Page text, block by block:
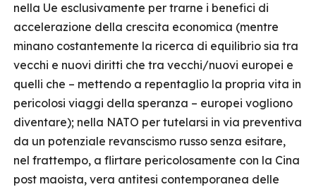
nella Ue esclusivamente per trarne i benefici di
accelerazione della crescita economica (mentre
minano costantemente la ricerca di equilibrio sia tra
vecchi e nuovi diritti che tra vecchi/nuovi europei e
quelli che – mettendo a repentaglio la propria vita in
pericolosi viaggi della speranza – europei vogliono
diventare); nella NATO per tutelarsi in via preventiva
da un potenziale revanscismo russo senza esitare,
nel frattempo, a flirtare pericolosamente con la Cina
post maoista, vera antitesi contemporanea delle